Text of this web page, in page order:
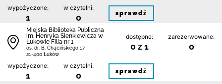
wypożyczone:
1
w czytelni:
0 sprawdź
Miejska Biblioteka Publiczna
im. Henryka Sienkiewicza w
Łukowie Filia nr 1
os. dr. B. Chącińskiego 17
21-400 Łuków
dostępne:
0 z 1
zarezerwowane:
0
wypożyczone:
1
w czytelni:
0 sprawdź